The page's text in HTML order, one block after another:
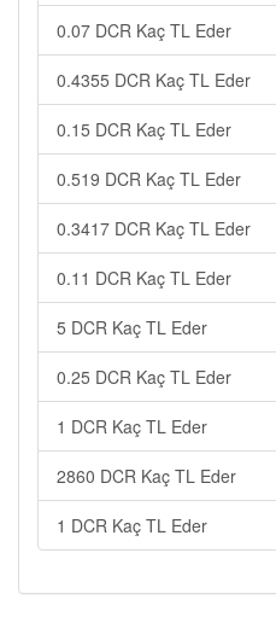
0.07 DCR Kaç TL Eder
0.4355 DCR Kaç TL Eder
0.15 DCR Kaç TL Eder
0.519 DCR Kaç TL Eder
0.3417 DCR Kaç TL Eder
0.11 DCR Kaç TL Eder
5 DCR Kaç TL Eder
0.25 DCR Kaç TL Eder
1 DCR Kaç TL Eder
2860 DCR Kaç TL Eder
1 DCR Kaç TL Eder